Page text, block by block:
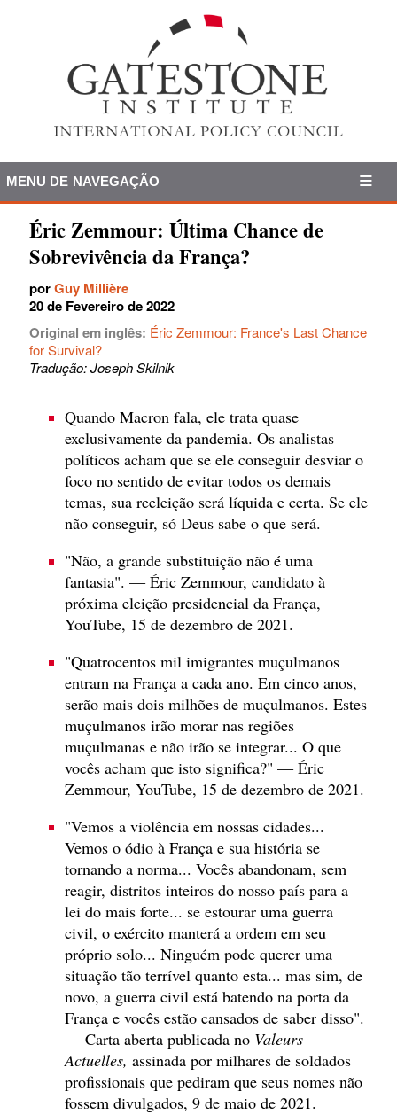
MENU DE NAVEGAÇÃO
Éric Zemmour: Última Chance de
Sobrevivência da França?
porGuy Millière
20 de Fevereiro de 2022
Original em inglês: Éric Zemmour: France's Last Chance
for Survival?
Tradução: Joseph Skilnik
Quando Macron fala, ele trata quase
exclusivamente da pandemia. Os analistas
políticos acham que se ele conseguir desviar o
foco no sentido de evitar todos os demais
temas, sua reeleição será líquida e certa. Se ele
não conseguir, só Deus sabe o que será.
"Não, a grande substituição não é uma
fantasia". — Éric Zemmour, candidato à
próxima eleição presidencial da França,
YouTube, 15 de dezembro de 2021.
"Quatrocentos mil imigrantes muçulmanos
entram na França a cada ano. Em cinco anos,
serão mais dois milhões de muçulmanos. Estes
muçulmanos irão morar nas regiões
muçulmanas e não irão se integrar... O que
vocês acham que isto significa?" — Éric
Zemmour, YouTube, 15 de dezembro de 2021.
"Vemos a violência em nossas cidades...
Vemos o ódio à França e sua história se
tornando a norma... Vocês abandonam, sem
reagir, distritos inteiros do nosso país para a
lei do mais forte... se estourar uma guerra
civil, o exército manterá a ordem em seu
próprio solo... Ninguém pode querer uma
situação tão terrível quanto esta... mas sim, de
novo, a guerra civil está batendo na porta da
França e vocês estão cansados de saber disso".
— Carta aberta publicada no Valeurs
Actuelles, assinada por milhares de soldados
profissionais que pediram que seus nomes não
fossem divulgados, 9 de maio de 2021.